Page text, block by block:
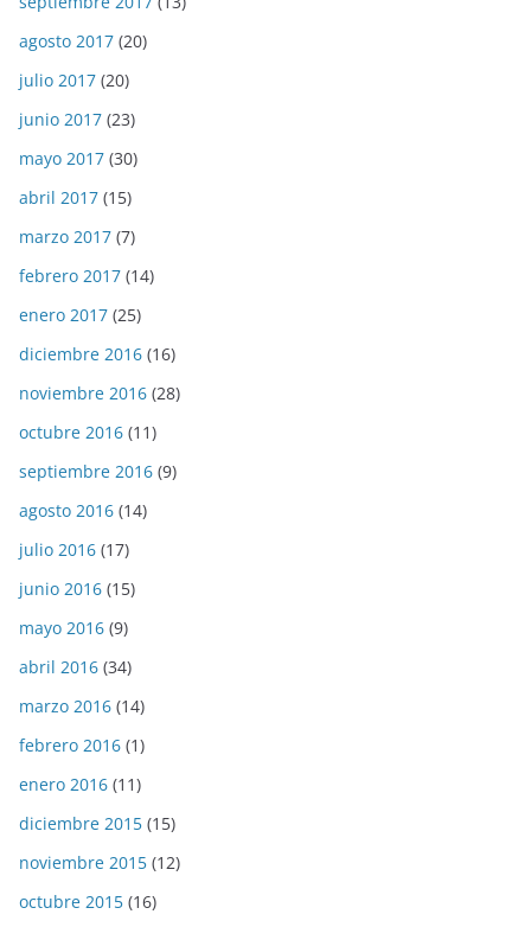
agosto 2017 (20)
julio 2017 (20)
junio 2017 (23)
mayo 2017 (30)
abril 2017 (15)
marzo 2017 (7)
febrero 2017 (14)
enero 2017 (25)
diciembre 2016 (16)
noviembre 2016 (28)
octubre 2016 (11)
septiembre 2016 (9)
agosto 2016 (14)
julio 2016 (17)
junio 2016 (15)
mayo 2016 (9)
abril 2016 (34)
marzo 2016 (14)
febrero 2016 (1)
enero 2016 (11)
diciembre 2015 (15)
noviembre 2015 (12)
octubre 2015 (16)